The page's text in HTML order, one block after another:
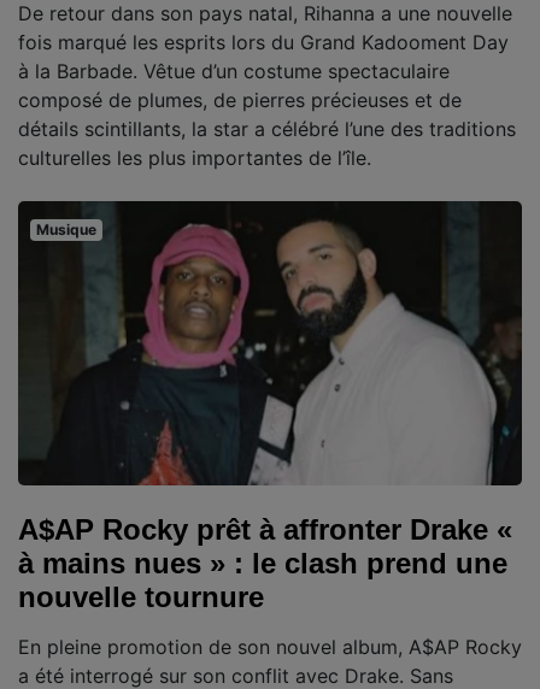
De retour dans son pays natal, Rihanna a une nouvelle
fois marqué les esprits lors du Grand Kadooment Day
à la Barbade. Vêtue d’un costume spectaculaire
composé de plumes, de pierres précieuses et de
détails scintillants, la star a célébré l’une des traditions
culturelles les plus importantes de l’île.
Musique
A$AP Rocky prêt à affronter Drake «
à mains nues » : le clash prend une
nouvelle tournure
En pleine promotion de son nouvel album, A$AP Rocky
a été interrogé sur son conflit avec Drake. Sans